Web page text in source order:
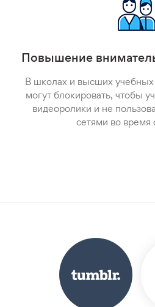
Повышение
В школах и высших учебных
могут блокировать, чтобы
видеоролики и не
сетями во время